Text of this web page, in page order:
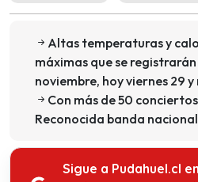
Altas temperaturas y
máximas que se
noviembre, hoy viernes 29
Con más de 50
Reconocida banda
Sigue a Pudahuel.cl